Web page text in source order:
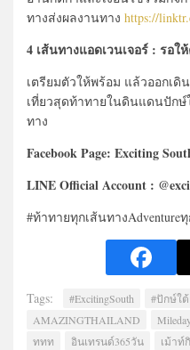
ทางส่งผลงานทาง https://
4 เส้นทางแอดเวนเจอร์ : รอ
เตรียมตัวให้พร้อม แล้วออกเ
เที่ยวสุดท้าทายในดินแดนปักษ์
ทาง
Facebook Page: Exciting
LINE Official Account :
#ท้าทายทุกเส้นทางAdventureทุ
Tags: #ExcitingSouth
#ปักษ์ใ
AMAZINGTHAILAND
ททท
อินเทรนด์365วัน
เม้าท์